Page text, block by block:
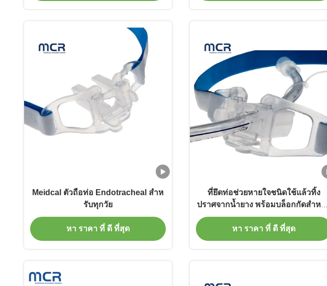
Meidcal ตัวถือท่อ Endotracheal สําห
รับทุกวัย
หา ราคา ที่ ดี ที่สุด
ที่ยึดท่อช่วยหายใจชนิดใช้แล้วทิ้ง
ปราศจากน้ำยาง พร้อมบล็อกกัดสำหรับ
ขนาดท่อช่วยหายใจ 3.0-10.0
หา ราคา ที่ ดี ที่สุด